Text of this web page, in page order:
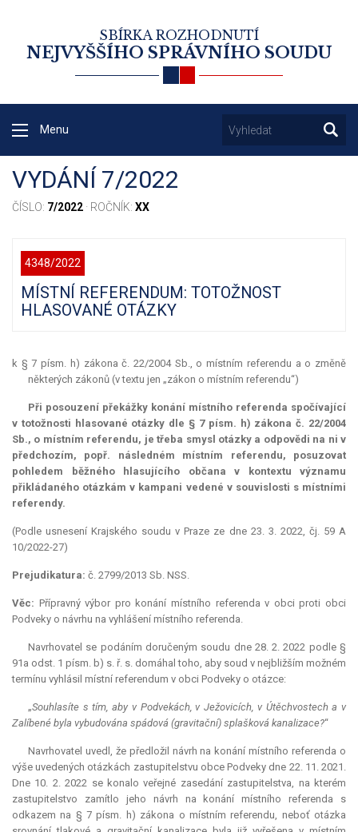
SBÍRKA ROZHODNUTÍ
NEJVYŠŠÍHO SPRÁVNÍHO SOUDU
Menu
VYDÁNÍ 7/2022
ČÍSLO: 7/2022 · ROČNÍK: XX
4348/2022
MÍSTNÍ REFERENDUM: TOTOŽNOST
HLASOVANÉ OTÁZKY
k § 7 písm. h) zákona č. 22/2004 Sb., o místním referendu a o změně
některých zákonů (v textu jen „zákon o místním referendu“)
Při posouzení překážky konání místního referenda spočívající
v totožnosti hlasované otázky dle § 7 písm. h) zákona č. 22/2004
Sb., o místním referendu, je třeba smysl otázky a odpovědi na ni v
předchozím, popř. následném místním referendu, posuzovat
pohledem běžného hlasujícího občana v kontextu významu
přikládaného otázkám v kampani vedené v souvislosti s místními
referendy.
(Podle usnesení Krajského soudu v Praze ze dne 23. 3. 2022, čj. 59 A
10/2022-27)
Prejudikatura: č. 2799/2013 Sb. NSS.
Věc: Přípravný výbor pro konání místního referenda v obci proti obci
Podveky o návrhu na vyhlášení místního referenda.
Navrhovatel se podáním doručeným soudu dne 28. 2. 2022 podle §
91a odst. 1 písm. b) s. ř. s. domáhal toho, aby soud v nejbližším možném
termínu vyhlásil místní referendum v obci Podveky o otázce:
„Souhlasíte s tím, aby v Podvekách, v Ježovicích, v Útěchvostech a v
Zalíbené byla vybudována spádová (gravitační) splašková kanalizace?“
Navrhovatel uvedl, že předložil návrh na konání místního referenda o
výše uvedených otázkách zastupitelstvu obce Podveky dne 22. 11. 2021.
Dne 10. 2. 2022 se konalo veřejné zasedání zastupitelstva, na kterém
zastupitelstvo zamítlo jeho návrh na konání místního referenda s
odkazem na § 7 písm. h) zákona o místním referendu, neboť otázka